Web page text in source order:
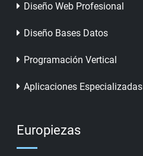
Diseño Web Profesional
Diseño Bases Datos
Programación Vertical
Aplicaciones Especializadas
Europiezas